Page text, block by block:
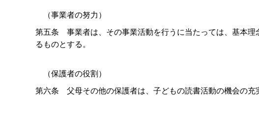
（事業者の努力）
第五条 事業者は、その事業活動を行うに当たっては、基本
るものとする。
（保護者の役割）
第六条 父母その他の保護者は、子どもの読書活動の機会の